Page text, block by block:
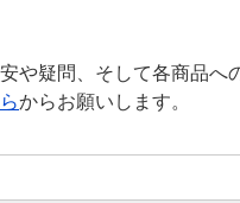
や疑問、そして各商品へ
からお願いします。